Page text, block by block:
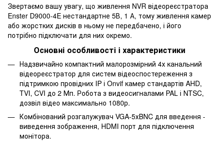
Звертаємо вашу увагу, що живлення NVR відеореєстратора
Enster D9000-4E нестандартне 5В, 1 А, тому живлення камер
або жорстких дисків в ньому не передбачено, і його
потрібно підключати для них окремо.
Основні особливості і характеристики
Надзвичайно компактний малорозмірний 4х канальний
відеореєстратор для систем відеоспостереження з
підтримкою провідних IP і Onvif камер стандартів AHD,
TVI, CVI до 2 Мп. Робота з видеосигналами PAL і NTSC,
дозвіл відео максимально 1080р.
Комбінований розгалужувач VGA-5хBNC для введення -
виведення зображення, HDMI порт для підключення
монітора.